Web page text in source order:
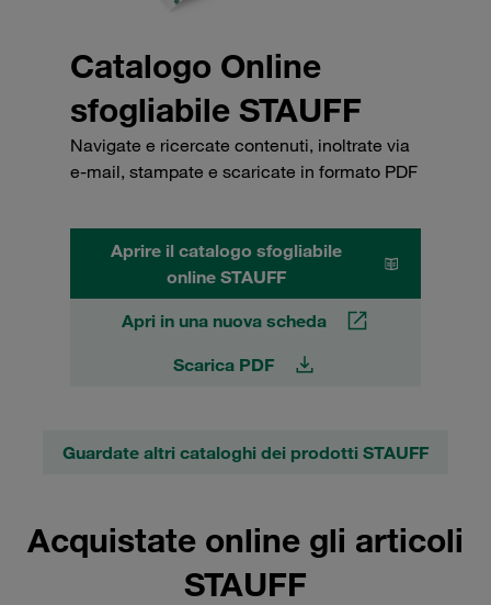
Catalogo Online
sfogliabile STAUFF
Navigate e ricercate contenuti, inoltrate via
e-mail, stampate e scaricate in formato PDF
Aprire il catalogo sfogliabile
online STAUFF
Apri in una nuova scheda
Scarica PDF
Guardate altri cataloghi dei prodotti STAUFF
Acquistate online gli articoli
STAUFF